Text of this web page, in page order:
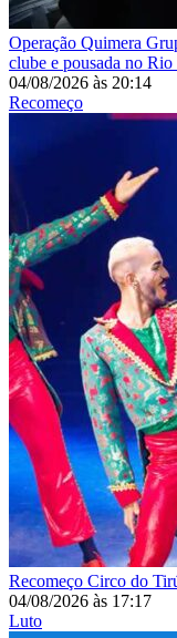
Operação Quimera
clube e pousada no
04/08/2026 às 20:14
Recomeço
Recomeço Circo do
04/08/2026 às 17:17
Luto